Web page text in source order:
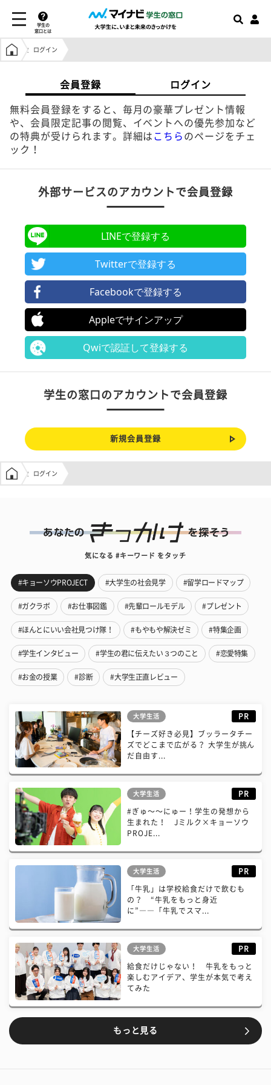
学生の
窓口とは
学生の窓口トップ
ログイン
会員登録 ログイン
無料会員登録をすると、毎月の豪華プレゼント情報
や、会員限定記事の閲覧、イベントへの優先参加など
の特典が受けられます。詳細は こちら のページをチェ
ック！
外部サービスのアカウントで会員登録
LINEで登録する
Twitterで登録する
Facebookで登録する
Appleでサインアップ
Qwiで認証して登録する
学生の窓口のアカウントで会員登録
新規会員登録
学生の窓口トップ
ログイン
気になる #キーワード をタッチ
#キョーソウPROJECT #大学生の社会見学 #留学ロードマップ
#ガクラボ #お仕事図鑑 #先輩ロールモデル #プレゼント
#ほんとにいい会社見つけ隊！ #もやもや解決ゼミ #特集企画
#学生インタビュー #学生の君に伝えたい３つのこと #恋愛特集
#お金の授業 #診断 #大学生正直レビュー
大学生活 PR
【チーズ好き必見】ブッラータチー
ズでどこまで広がる？ 大学生が挑ん
だ自由す...
大学生活 PR
#ぎゅ〜〜にゅー！学生の発想から
生まれた！ Jミルク×キョーソウ
PROJE...
大学生活 PR
「牛乳」は学校給食だけで飲むも
の？ “牛乳をもっと身近
に”――「牛乳でスマ...
大学生活 PR
給食だけじゃない！ 牛乳をもっと
楽しむアイデア、学生が本気で考え
てみた
もっと見る